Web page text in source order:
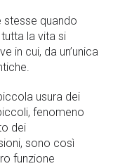
stesse quando
la vita si
in cui, da un’unica
usura dei
fenomeno
dei
sono così
funzione